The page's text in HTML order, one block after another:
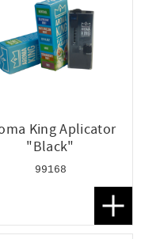
King Aplicator
"Black"
99168